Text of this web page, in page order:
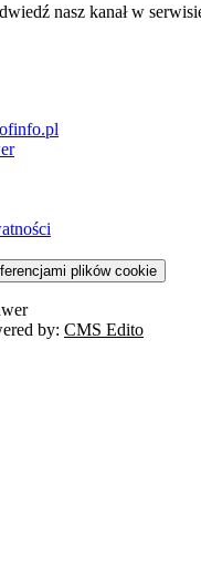
- otwiera się w nowej karcie
nasz kanał w
plików cookie
by: CMS Edito